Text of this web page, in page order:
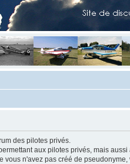
des pilotes privés.
aux pilotes privés, mais
vous n'avez pas créé de